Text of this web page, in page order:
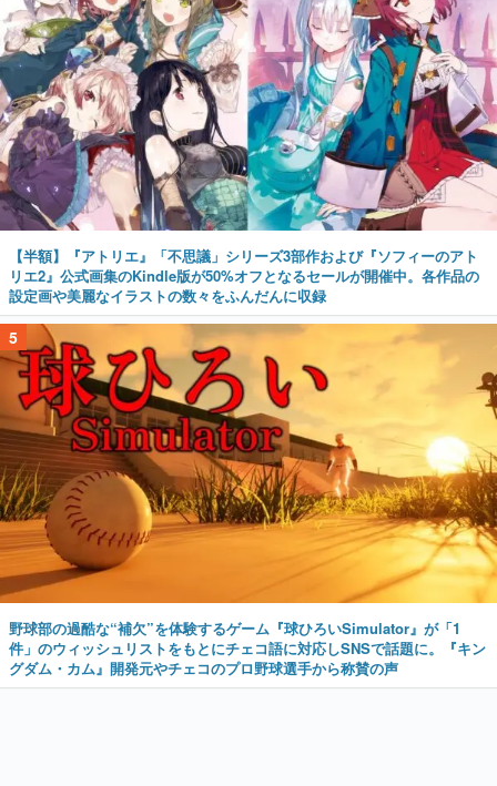
【半額】『アトリエ』「不思議」シリーズ3部作および『ソフィーのアト
リエ2』公式画集のKindle版が50%オフとなるセールが開催中。各作品の
設定画や美麗なイラストの数々をふんだんに収録
5
野球部の過酷な“補欠”を体験するゲーム『球ひろいSimulator』が「1
件」のウィッシュリストをもとにチェコ語に対応しSNSで話題に。『キン
グダム・カム』開発元やチェコのプロ野球選手から称賛の声